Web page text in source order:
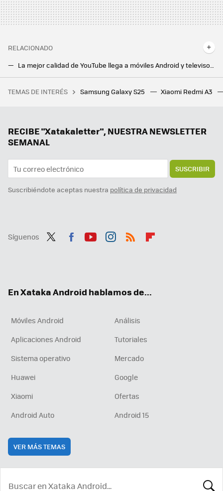
RELACIONADO
La mejor calidad de YouTube llega a móviles Android y televisores Android TV, aunque sólo para un selecto grupo
La debacle demográfica en Europa, expuesta en este mapa con un invitado engañoso: Mónaco
TEMAS DE INTERÉS Samsung Galaxy S25 Xiaomi Redmi A3
RECIBE "Xatakaletter", NUESTRA NEWSLETTER
SEMANAL
SUSCRIBIR
Suscribiéndote aceptas nuestra política de privacidad
Síguenos
En Xataka Android hablamos de...
Móviles Android
Análisis
Aplicaciones Android
Tutoriales
Sistema operativo
Mercado
Huawei
Google
Xiaomi
Ofertas
Android Auto
Android 15
VER MÁS TEMAS